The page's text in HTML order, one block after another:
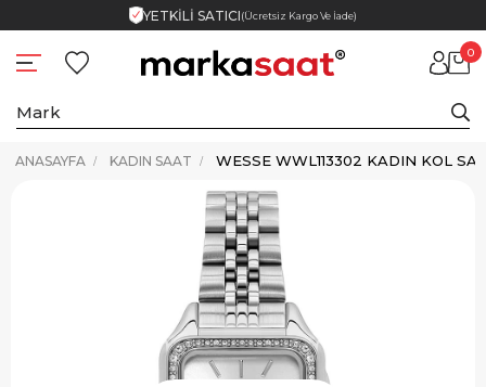
YETKİLİ SATICI(Ücretsiz Kargo Ve İade)
0
ANASAYFA KADIN SAAT WESSE WWL113302 KADIN KOL